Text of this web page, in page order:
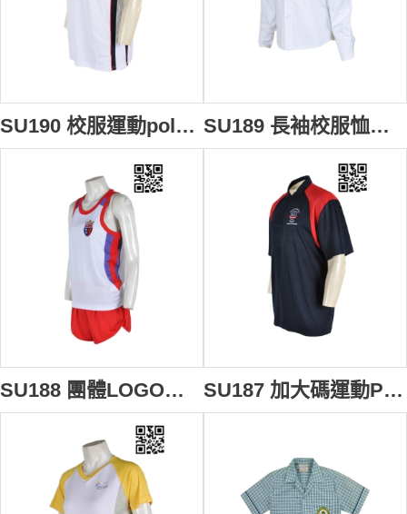
SU190 校服運動polo上衣 來款訂製 加大碼運動polo衫 polo衫款式設計 polo衫生產廠家 SU189 長袖校服恤衫 在線訂購 幼稚園恤衫 制服恤衫設計恤衫 恤衫配搭 恤衫專門店
SU188 團體LOGO繡花運動套裝 度身訂製 田徑運動校服 運動款式校服設計 校服運動套裝應商 SU187 加大碼運動Polo衫 供應訂購 校服款式運動Polo衫 繡花Polo衫設計選擇 校服Polo衫香港公司